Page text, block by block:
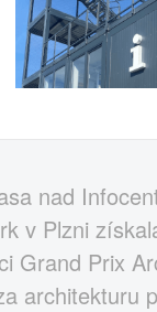
nad
v Plzni
Grand Prix
architekturu